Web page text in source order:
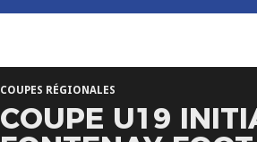
COUPES RÉGIONALES
COUPE U19